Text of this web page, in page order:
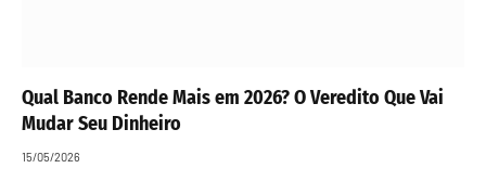
Qual Banco Rende Mais em 2026? O Veredito Que Vai
Mudar Seu Dinheiro
15/05/2026